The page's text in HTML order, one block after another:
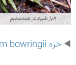
◀️ خزه Leucobryum bowringii